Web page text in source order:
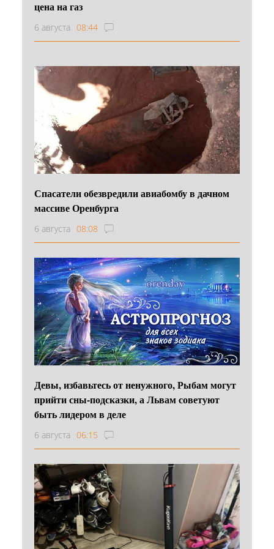
цена на газ
6 августа 08:44
Спасатели обезвредили авиабомбу в дачном
массиве Оренбурга
6 августа 08:08
Девы, избавьтесь от ненужного, Рыбам могут
прийти сны-подсказки, а Львам советуют
быть лидером в деле
6 августа 06:15